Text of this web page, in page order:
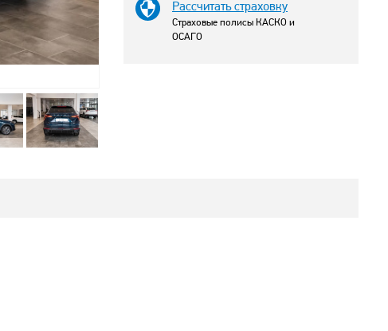
Рассчитать страховку
Страховые полисы КАСКО и
ОСАГО